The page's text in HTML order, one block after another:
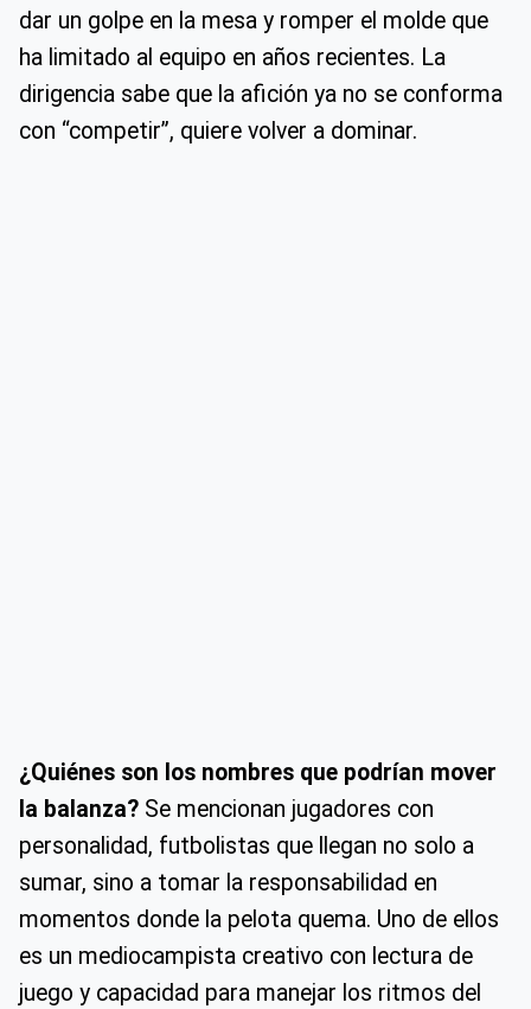
dar un golpe en la mesa y romper el molde que
ha limitado al equipo en años recientes. La
dirigencia sabe que la afición ya no se conforma
con “competir”, quiere volver a dominar.
¿Quiénes son los nombres que podrían mover
la balanza? Se mencionan jugadores con
personalidad, futbolistas que llegan no solo a
sumar, sino a tomar la responsabilidad en
momentos donde la pelota quema. Uno de ellos
es un mediocampista creativo con lectura de
juego y capacidad para manejar los ritmos del